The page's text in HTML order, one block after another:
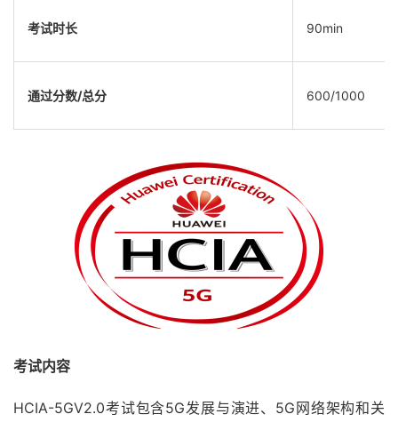
考试时长 90min
通过分数/总分 600/1000
考试内容
HCIA-5GV2.0考试包含5G发展与演进、 5G 网络架构和关